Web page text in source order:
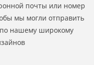
почты или номер
мы могли отправить
нашему широкому